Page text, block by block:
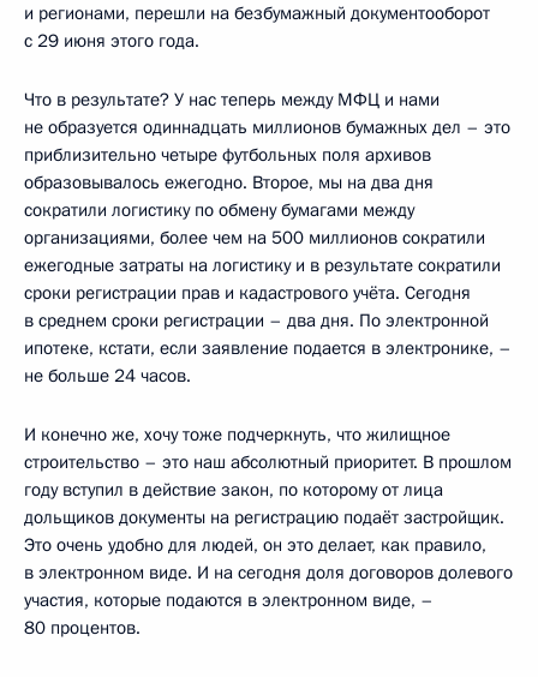
и регионами, перешли на безбумажный документооборот
с 29 июня этого года.
Что в результате? У нас теперь между МФЦ и нами
не образуется одиннадцать миллионов бумажных дел – это
приблизительно четыре футбольных поля архивов
образовывалось ежегодно. Второе, мы на два дня
сократили логистику по обмену бумагами между
организациями, более чем на 500 миллионов сократили
ежегодные затраты на логистику и в результате сократили
сроки регистрации прав и кадастрового учёта. Сегодня
в среднем сроки регистрации – два дня. По электронной
ипотеке, кстати, если заявление подается в электронике, –
не больше 24 часов.
И конечно же, хочу тоже подчеркнуть, что жилищное
строительство – это наш абсолютный приоритет. В прошлом
году вступил в действие закон, по которому от лица
дольщиков документы на регистрацию подаёт застройщик.
Это очень удобно для людей, он это делает, как правило,
в электронном виде. И на сегодня доля договоров долевого
участия, которые подаются в электронном виде, –
80 процентов.